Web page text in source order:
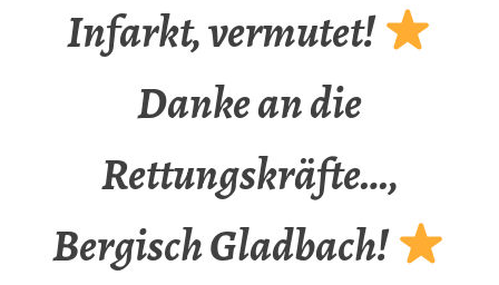
Infarkt, vermutet!
Danke an die
Rettungskräfte…,
Bergisch Gladbach!